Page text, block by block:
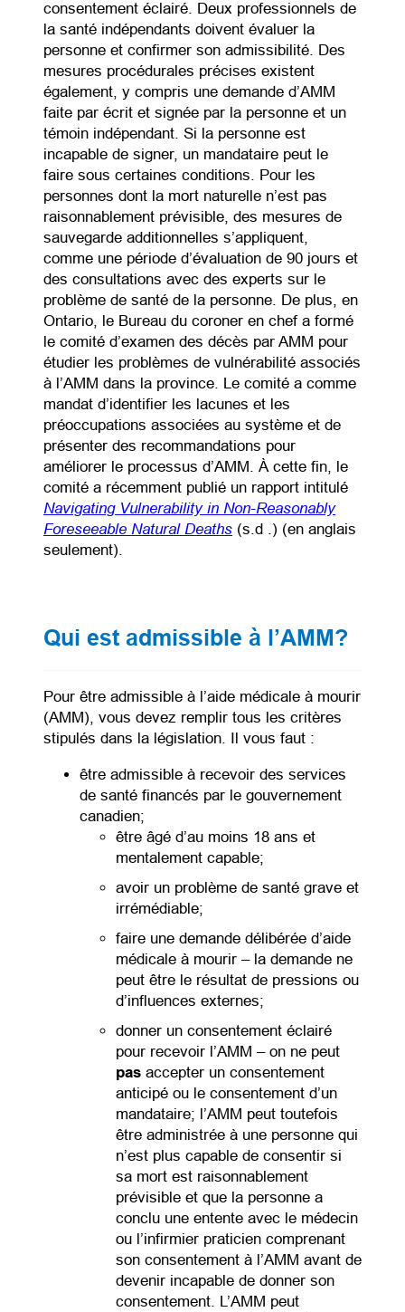
consentement éclairé. Deux professionnels de
la santé indépendants doivent évaluer la
personne et confirmer son admissibilité. Des
mesures procédurales précises existent
également, y compris une demande d’AMM
faite par écrit et signée par la personne et un
témoin indépendant. Si la personne est
incapable de signer, un mandataire peut le
faire sous certaines conditions. Pour les
personnes dont la mort naturelle n’est pas
raisonnablement prévisible, des mesures de
sauvegarde additionnelles s’appliquent,
comme une période d’évaluation de 90 jours et
des consultations avec des experts sur le
problème de santé de la personne. De plus, en
Ontario, le Bureau du coroner en chef a formé
le comité d’examen des décès par AMM pour
étudier les problèmes de vulnérabilité associés
à l’AMM dans la province. Le comité a comme
mandat d’identifier les lacunes et les
préoccupations associées au système et de
présenter des recommandations pour
améliorer le processus d’AMM. À cette fin, le
comité a récemment publié un rapport intitulé
Navigating Vulnerability in Non-Reasonably
Foreseeable Natural Deaths(opens PDF)
(opens in a new tab)
(s.d .) (en anglais
seulement).
Qui est admissible à l’AMM?
Pour être admissible à l’aide médicale à mourir
(AMM), vous devez remplir tous les critères
stipulés dans la législation. Il vous faut :
être admissible à recevoir des services
de santé financés par le gouvernement
canadien;
être âgé d’au moins 18 ans et
mentalement capable;
avoir un problème de santé grave et
irrémédiable;
faire une demande délibérée d’aide
médicale à mourir – la demande ne
peut être le résultat de pressions ou
d’influences externes;
donner un consentement éclairé
pour recevoir l’AMM – on ne peut
pas accepter un consentement
anticipé ou le consentement d’un
mandataire; l’AMM peut toutefois
être administrée à une personne qui
n’est plus capable de consentir si
sa mort est raisonnablement
prévisible et que la personne a
conclu une entente avec le médecin
ou l’infirmier praticien comprenant
son consentement à l’AMM avant de
devenir incapable de donner son
consentement. L’AMM peut